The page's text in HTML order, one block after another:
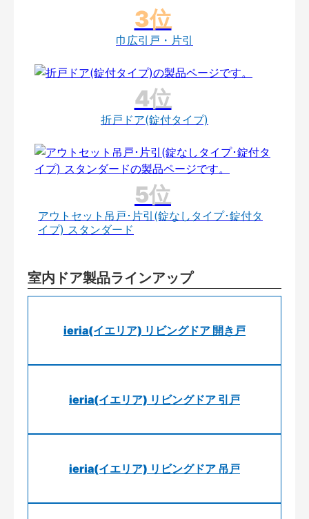
巾広引戸・片引
折戸ドア(錠付タイプ)
アウトセット吊戸･片引(錠なしタイプ･錠付タ
イプ) スタンダード
室内ドア製品ラインアップ
ieria(イエリア) リビングドア 開き戸
ieria(イエリア) リビングドア 引戸
ieria(イエリア) リビングドア 吊戸